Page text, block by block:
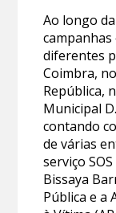
Ao longo
campanhas
diferentes
Coimbra,
República,
Municipal
contando
de várias
serviço
Bissaya
Pública e a